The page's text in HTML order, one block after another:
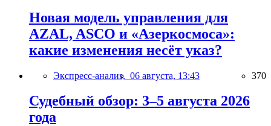
Новая модель управления для
AZAL, ASCO и «Азеркосмоса»:
какие изменения несёт указ?
Экспресс-анализ, 06 августа, 13:43 370
Судебный обзор: 3–5 августа 2026
года